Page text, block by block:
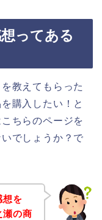
ってある
教えてもらった
購入したい！と
ちらのページを
でしょうか？で
想を
瀬の商